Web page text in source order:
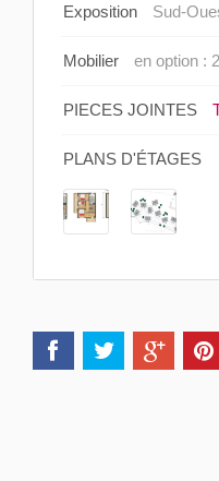
Exposition Sud-
Mobilier en option :
PIECES JOINTES
PLANS D'ÉTAGES